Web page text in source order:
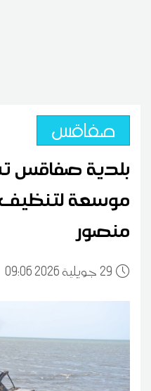
صفاقس
بلدية صفاقس
موسعة
منصور
29 09:06 2026 جويلية